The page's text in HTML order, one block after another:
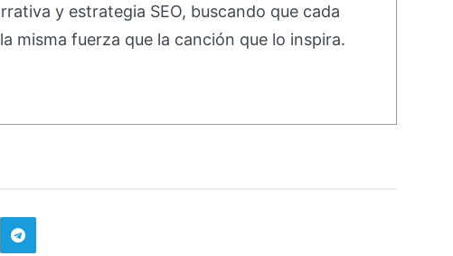
y estrategia SEO, buscando que cada
misma fuerza que la canción que lo inspira.